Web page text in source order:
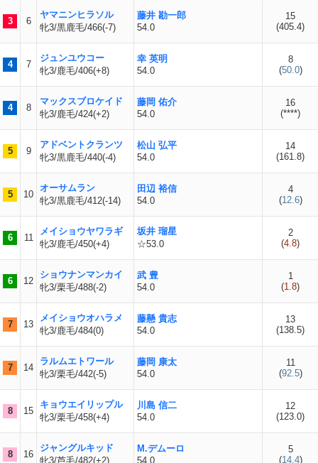
3 6
ヤマニンヒラソル
牝3/黒鹿毛/466(-7)
藤井 勘一郎
54.0
15
(405.4)
4 7
ジュンユウコー
牝3/鹿毛/406(+8)
幸 英明
54.0
8
(50.0)
4 8
マックスブロケイド
牝3/鹿毛/424(+2)
藤岡 佑介
54.0
16
(****)
5 9
アドベントクランツ
牝3/黒鹿毛/440(-4)
松山 弘平
54.0
14
(161.8)
5 10
オーサムラン
牝3/黒鹿毛/412(-14)
田辺 裕信
54.0
4
(12.6)
6 11
メイショウヤワラギ
牝3/鹿毛/450(+4)
坂井 瑠星
☆53.0
2
(4.8)
6 12
ショウナンマンカイ
牝3/栗毛/488(-2)
武 豊
54.0
1
(1.8)
7 13
メイショウオハラメ
牝3/鹿毛/484(0)
藤懸 貴志
54.0
13
(138.5)
7 14
ラルムエトワール
牝3/栗毛/442(-5)
藤岡 康太
54.0
11
(92.5)
8 15
キョウエイリップル
牝3/栗毛/458(+4)
川島 信二
54.0
12
(123.0)
8 16
ジャングルキッド
牝3/芦毛/482(+2)
M.デムーロ
54.0
5
(14.4)